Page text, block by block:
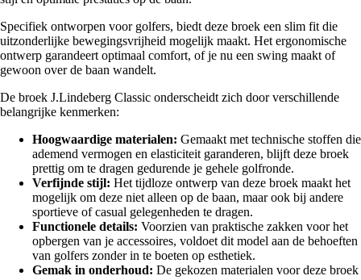
Specifiek ontworpen voor golfers, biedt deze broek een slim fit die
uitzonderlijke bewegingsvrijheid mogelijk maakt. Het ergonomische
ontwerp garandeert optimaal comfort, of je nu een swing maakt of
gewoon over de baan wandelt.
De broek J.Lindeberg Classic onderscheidt zich door verschillende
belangrijke kenmerken:
Hoogwaardige materialen: Gemaakt met technische stoffen die
ademend vermogen en elasticiteit garanderen, blijft deze broek
prettig om te dragen gedurende je gehele golfronde.
Verfijnde stijl: Het tijdloze ontwerp van deze broek maakt het
mogelijk om deze niet alleen op de baan, maar ook bij andere
sportieve of casual gelegenheden te dragen.
Functionele details: Voorzien van praktische zakken voor het
opbergen van je accessoires, voldoet dit model aan de behoeften
van golfers zonder in te boeten op esthetiek.
Gemak in onderhoud: De gekozen materialen voor deze broek